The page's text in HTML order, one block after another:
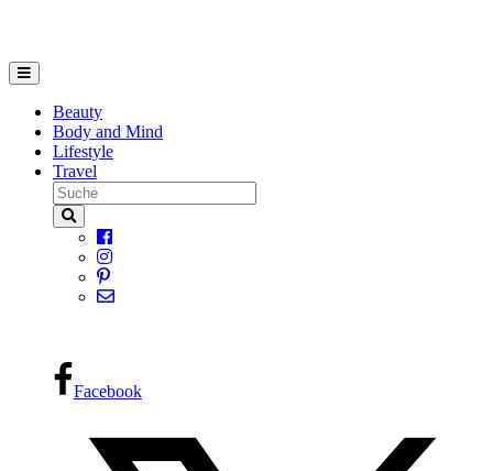
Beauty
Body and Mind
Lifestyle
Travel
Facebook